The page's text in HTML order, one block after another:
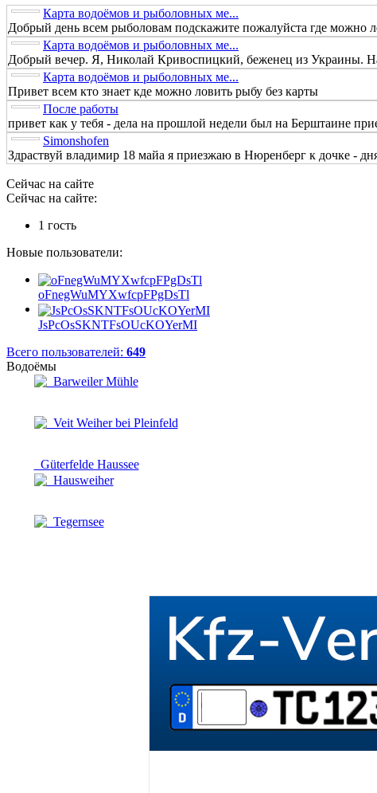
Карта водоёмов и рыболовных ме...
Добрый день всем рыболовам подскажите пожалуйста где можно
Карта водоёмов и рыболовных ме...
Добрый вечер. Я, Николай Кривоспицкий, беженец из Украины.
Карта водоёмов и рыболовных ме...
Привет всем кто знает кде можно ловить рыбу без карты
После работы
привет как у тебя - дела на прошлой недели был на Берштаине
Simonshofen
Здраствуй владимир 18 майа я приезжаю в Нюренберг к дочке -
Сейчас на сайте
Сейчас на сайте:
1 гость
Новые пользователи:
oFnegWuMYXwfcpFPgDsTl
JsPcOsSKNTFsOUcKOYerMI
Всего пользователей: 649
Водоёмы
Barweiler Mühle
Veit Weiher bei Pleinfeld
Güterfelde Haussee
Hausweiher
Tegernsee